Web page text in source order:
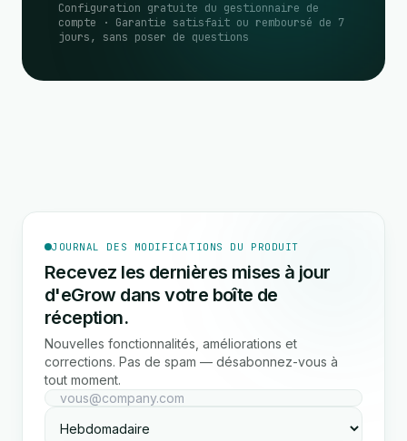
Configuration gratuite du gestionnaire de
compte · Garantie satisfait ou remboursé de 7
jours, sans poser de questions
JOURNAL DES MODIFICATIONS DU PRODUIT
Recevez les dernières mises à jour
d'eGrow dans votre boîte de
réception.
Nouvelles fonctionnalités, améliorations et
corrections. Pas de spam — désabonnez-vous à
tout moment.